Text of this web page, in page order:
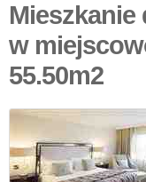
w
55.50m2